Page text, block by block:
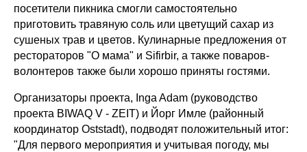
посетители пикника смогли самостоятельно
приготовить травяную соль или цветущий сахар из
сушеных трав и цветов. Кулинарные предложения от
рестораторов "О мама" и Sifirbir, а также поваров-
волонтеров также были хорошо приняты гостями.
Организаторы проекта, Inga Adam (руководство
проекта BIWAQ V - ZEIT) и Йорг Имле (районный
координатор Oststadt), подводят положительный итог:
"Для первого мероприятия и учитывая погоду, мы